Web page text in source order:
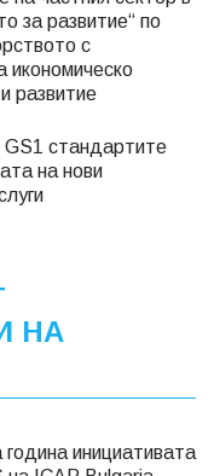
за развитие“ по
с
икономическо
развитие
GS1 стандартите
на нови
НА
инициативата